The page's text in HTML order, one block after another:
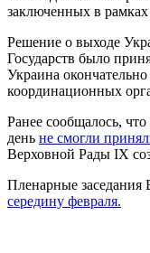
заключенных в
Решение о выходе
Государств было
Украина
координационных
Ранее сообщалось,
день не смогли
Верховной Рады IX
Пленарные заседания
середину февраля.